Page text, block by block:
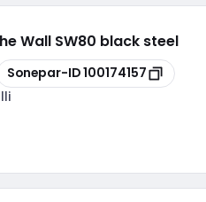
Wall SW80 black steel
Sonepar-ID100174157